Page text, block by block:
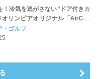
！冷気を逃がさない“ドア付きカ
ンピアオリジナル「AirCon
）」導入 | アコーディア・ゴ
・ゴルフ